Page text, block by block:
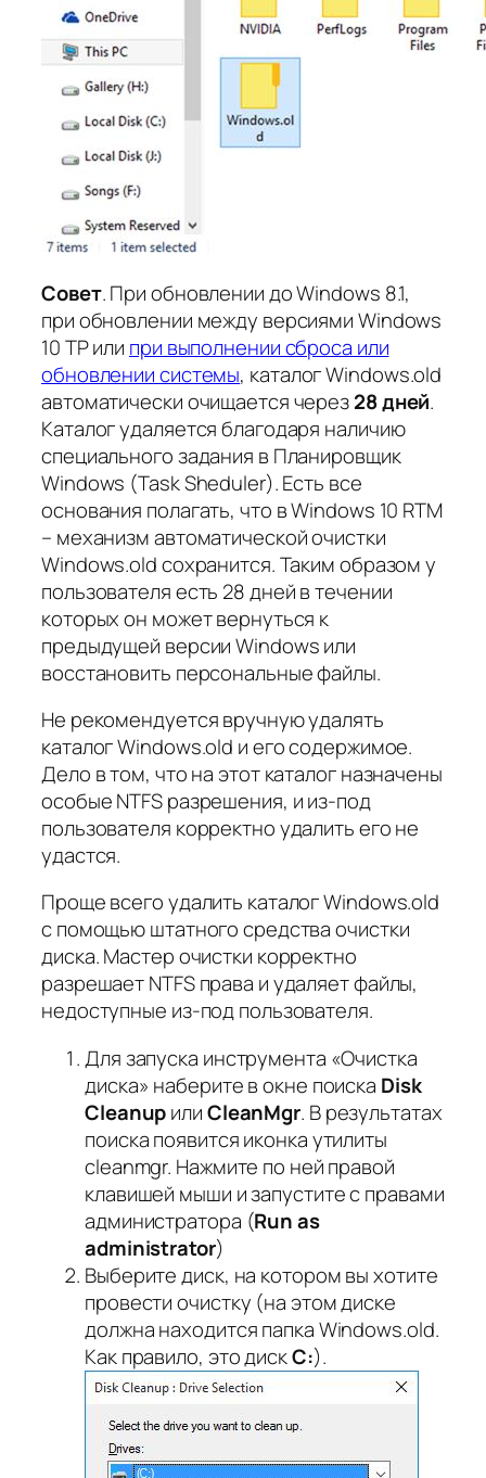
Совет. При обновлении до Windows 8.1,
при обновлении между версиями Windows
10 TP или при выполнении сброса или
обновлении системы, каталог Windows.old
автоматически очищается через28 дней.
Каталог удаляется благодаря наличию
специального задания в Планировщик
Windows (Task Sheduler). Есть все
основания полагать, что в Windows 10 RTM
– механизм автоматической очистки
Windows.old сохранится. Таким образом у
пользователя есть 28 дней в течении
которых он может вернуться к
предыдущей версии Windows или
восстановить персональные файлы.
Не рекомендуется вручную удалять
каталог Windows.old и его содержимое.
Дело в том, что на этот каталог назначены
особые NTFS разрешения, и из-под
пользователя корректно удалить его не
удастся.
Проще всего удалить каталог Windows.old
с помощью штатного средства очистки
диска. Мастер очистки корректно
разрешает NTFS права и удаляет файлы,
недоступные из-под пользователя.
Для запуска инструмента «Очистка
диска» наберите в окне поиска Disk
CleanupилиCleanMgr. В результатах
поиска появится иконка утилиты
cleanmgr. Нажмите по ней правой
клавишей мыши и запустите с правами
администратора (Run as
administrator)
Выберите диск, на котором вы хотите
провести очистку (на этом диске
должна находится папка Windows.old.
Как правило, это дискC:).